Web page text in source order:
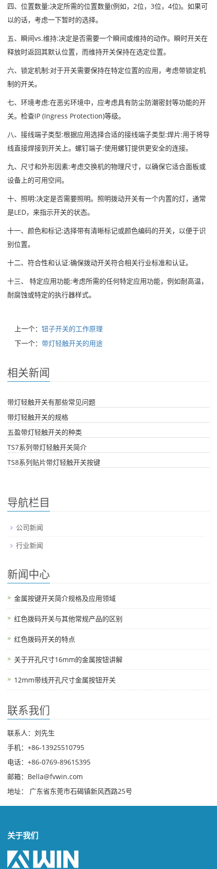
四、位置数量:决定所需的位置数量(例如，2位，3位，4位)。如果可
以的话，考虑一下暂时的选择。
五、瞬间vs.维持:决定是否需要一个瞬间或维持的动作。瞬时开关在
释放时返回其默认位置，而维持开关保持在选定位置。
六、锁定机制:对于开关需要保持在特定位置的应用，考虑带锁定机
制的开关。
七、环境考虑:在恶劣环境中，应考虑具有防尘防潮密封等功能的开
关。检查IP (Ingress Protection)等级。
八、接线端子类型:根据应用选择合适的接线端子类型:焊片:用于将导
线直接焊接到开关上。螺钉端子:使用螺钉提供更安全的连接。
九、尺寸和外形因素:考虑交换机的物理尺寸，以确保它适合面板或
设备上的可用空间。
十、照明:决定是否需要照明。照明拨动开关有一个内置的灯，通常
是LED，来指示开关的状态。
十一、颜色和标记:选择带有清晰标记或颜色编码的开关，以便于识
别位置。
十二、符合性和认证:确保拨动开关符合相关行业标准和认证。
十三、 特定应用功能:考虑所需的任何特定应用功能，例如耐高温，
耐腐蚀或特定的执行器样式。
上一个： 钮子开关的工作原理
下一个： 带灯轻触开关的用途
相关新闻
带灯轻触开关有那些常见问题
带灯轻触开关的规格
五盈带灯轻触开关的种类
TS7系列带灯轻触开关简介
TS8系列贴片带灯轻触开关按键
导航栏目
公司新闻
行业新闻
新闻中心
金属按键开关简介规格及应用领域
红色拨码开关与其他常规产品的区别
红色拨码开关的特点
关于开孔尺寸16mm的金属按钮讲解
12mm带线开孔尺寸金属按钮开关
联系我们
联系人：刘先生
手机：+86-13925510795
电话：+86-0769-89615395
邮箱：Bella@fvwin.com
地址： 广东省东莞市石碣镇新风西路25号
关于我们